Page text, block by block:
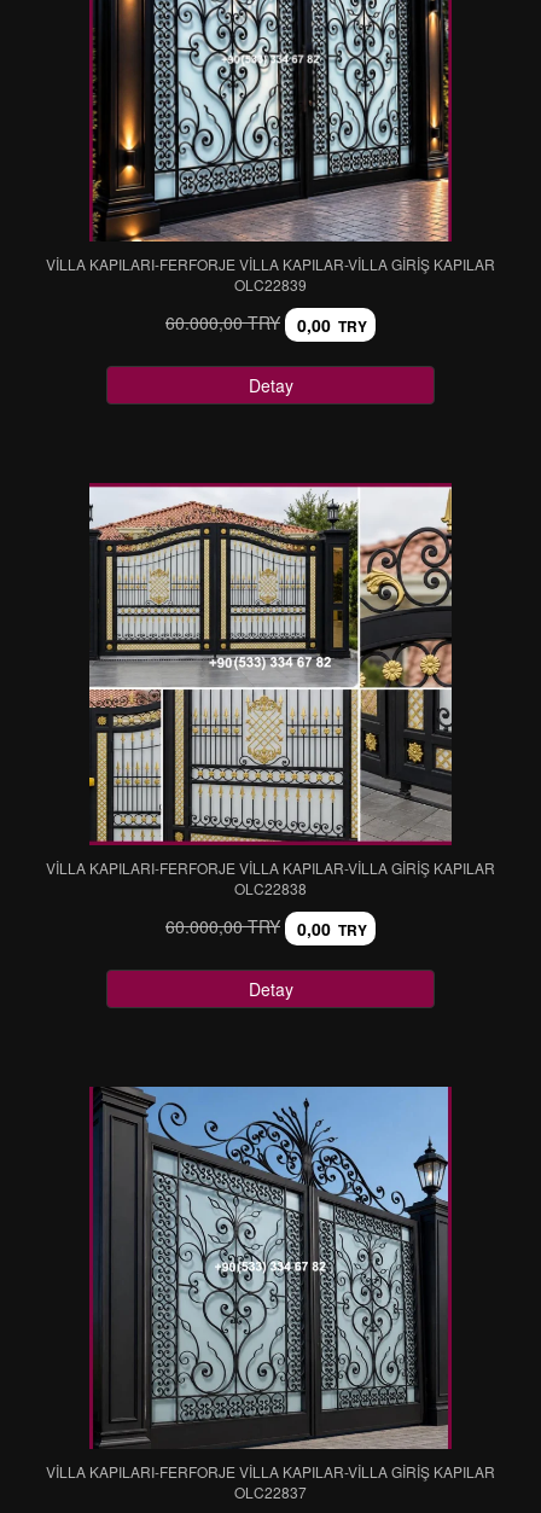
VİLLA KAPILARI-FERFORJE VİLLA KAPILAR-VİLLA GİRİŞ KAPILAR
OLC22839
60.000,00 TRY 0,00 TRY
Detay
VİLLA KAPILARI-FERFORJE VİLLA KAPILAR-VİLLA GİRİŞ KAPILAR
OLC22838
60.000,00 TRY 0,00 TRY
Detay
VİLLA KAPILARI-FERFORJE VİLLA KAPILAR-VİLLA GİRİŞ KAPILAR
OLC22837